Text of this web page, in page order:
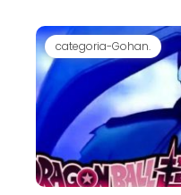
categoria-Gohan.